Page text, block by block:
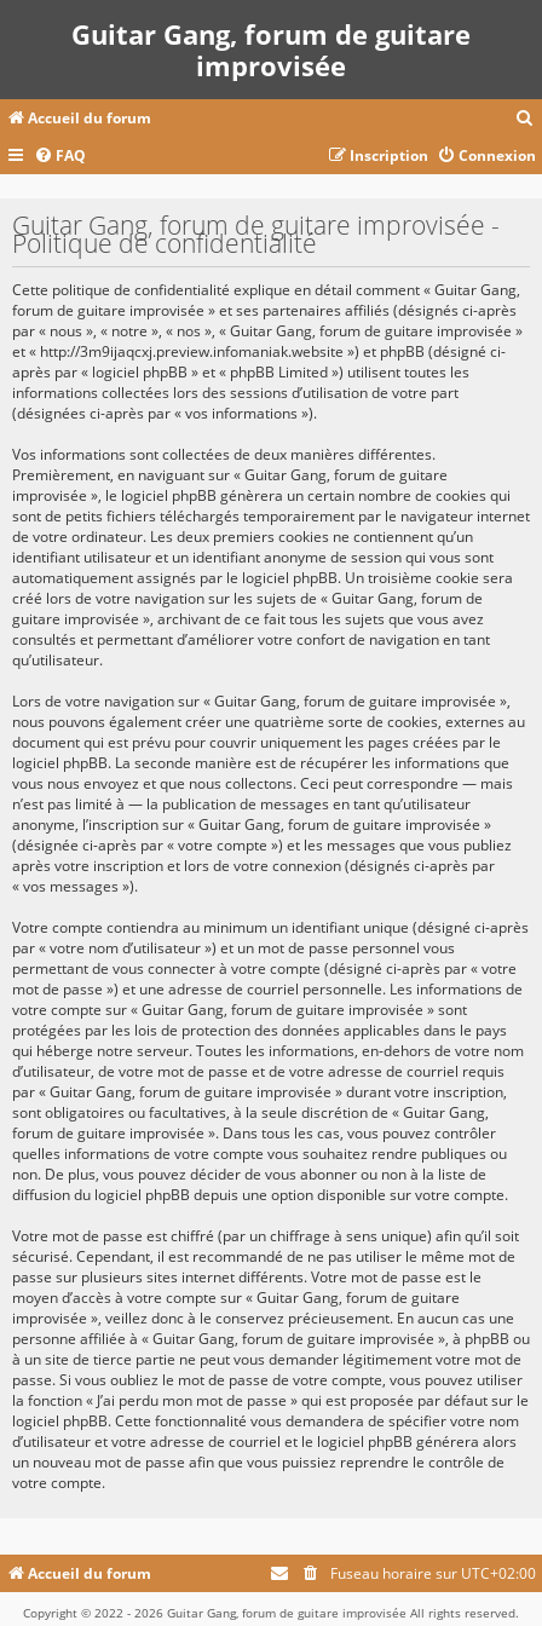
Guitar Gang, forum de guitare
improvisée
Accueil du forum
c
FAQ Connexion
Inscription
Guitar Gang, forum de guitare improvisée -
Politique de confidentialité
Cette politique de confidentialité explique en détail comment « Guitar Gang,
forum de guitare improvisée » et ses partenaires affiliés (désignés ci-après
par « nous », « notre », « nos », « Guitar Gang, forum de guitare improvisée »
et « http://3m9ijaqcxj.preview.infomaniak.website ») et phpBB (désigné ci-
après par « logiciel phpBB » et « phpBB Limited ») utilisent toutes les
informations collectées lors des sessions d’utilisation de votre part
(désignées ci-après par « vos informations »).
Vos informations sont collectées de deux manières différentes.
Premièrement, en naviguant sur « Guitar Gang, forum de guitare
improvisée », le logiciel phpBB génèrera un certain nombre de cookies qui
sont de petits fichiers téléchargés temporairement par le navigateur internet
de votre ordinateur. Les deux premiers cookies ne contiennent qu’un
identifiant utilisateur et un identifiant anonyme de session qui vous sont
automatiquement assignés par le logiciel phpBB. Un troisième cookie sera
créé lors de votre navigation sur les sujets de « Guitar Gang, forum de
guitare improvisée », archivant de ce fait tous les sujets que vous avez
consultés et permettant d’améliorer votre confort de navigation en tant
qu’utilisateur.
Lors de votre navigation sur « Guitar Gang, forum de guitare improvisée »,
nous pouvons également créer une quatrième sorte de cookies, externes au
document qui est prévu pour couvrir uniquement les pages créées par le
logiciel phpBB. La seconde manière est de récupérer les informations que
vous nous envoyez et que nous collectons. Ceci peut correspondre — mais
n’est pas limité à — la publication de messages en tant qu’utilisateur
anonyme, l’inscription sur « Guitar Gang, forum de guitare improvisée »
(désignée ci-après par « votre compte ») et les messages que vous publiez
après votre inscription et lors de votre connexion (désignés ci-après par
« vos messages »).
Votre compte contiendra au minimum un identifiant unique (désigné ci-après
par « votre nom d’utilisateur ») et un mot de passe personnel vous
permettant de vous connecter à votre compte (désigné ci-après par « votre
mot de passe ») et une adresse de courriel personnelle. Les informations de
votre compte sur « Guitar Gang, forum de guitare improvisée » sont
protégées par les lois de protection des données applicables dans le pays
qui héberge notre serveur. Toutes les informations, en-dehors de votre nom
d’utilisateur, de votre mot de passe et de votre adresse de courriel requis
par « Guitar Gang, forum de guitare improvisée » durant votre inscription,
sont obligatoires ou facultatives, à la seule discrétion de « Guitar Gang,
forum de guitare improvisée ». Dans tous les cas, vous pouvez contrôler
quelles informations de votre compte vous souhaitez rendre publiques ou
non. De plus, vous pouvez décider de vous abonner ou non à la liste de
diffusion du logiciel phpBB depuis une option disponible sur votre compte.
Votre mot de passe est chiffré (par un chiffrage à sens unique) afin qu’il soit
sécurisé. Cependant, il est recommandé de ne pas utiliser le même mot de
passe sur plusieurs sites internet différents. Votre mot de passe est le
moyen d’accès à votre compte sur « Guitar Gang, forum de guitare
improvisée », veillez donc à le conservez précieusement. En aucun cas une
personne affiliée à « Guitar Gang, forum de guitare improvisée », à phpBB ou
à un site de tierce partie ne peut vous demander légitimement votre mot de
passe. Si vous oubliez le mot de passe de votre compte, vous pouvez utiliser
la fonction « J’ai perdu mon mot de passe » qui est proposée par défaut sur le
logiciel phpBB. Cette fonctionnalité vous demandera de spécifier votre nom
d’utilisateur et votre adresse de courriel et le logiciel phpBB générera alors
un nouveau mot de passe afin que vous puissiez reprendre le contrôle de
votre compte.
Accueil du forum Fuseau horaire sur UTC+02:00
Copyright © 2022 - 2026 Guitar Gang, forum de guitare improvisée All rights reserved.